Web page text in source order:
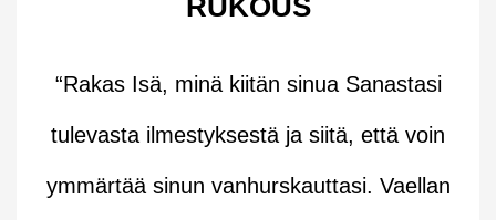
“Rakas Isä, minä kiitän sinua Sanastasi
tulevasta ilmestyksestä ja siitä, että voin
ymmärtää sinun vanhurskauttasi. Vaellan